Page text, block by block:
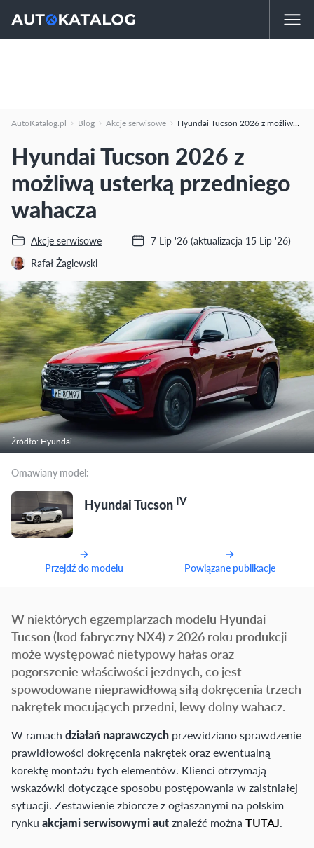
AutoKatalog.pl Blog Akcje serwisowe Hyundai Tucson 2026 z możliwą usterką przedniego wahacza
Hyundai Tucson 2026 z
możliwą usterką przedniego
wahacza
Akcje serwisowe
Rafał Żaglewski
7 Lip '26 (aktualizacja 15 Lip '26)
Źródło: Hyundai
Omawiany model:
Hyundai Tucson IV
Przejdź do modelu Powiązane publikacje
W niektórych egzemplarzach modelu Hyundai
Tucson (kod fabryczny NX4) z 2026 roku produkcji
może występować nietypowy hałas oraz
pogorszenie właściwości jezdnych, co jest
spowodowane nieprawidłową siłą dokręcenia trzech
nakrętek mocujących przedni, lewy dolny wahacz.
W ramach działań naprawczych przewidziano sprawdzenie
prawidłowości dokręcenia nakrętek oraz ewentualną
korektę montażu tych elementów. Klienci otrzymają
wskazówki dotyczące sposobu postępowania w zaistniałej
sytuacji. Zestawienie zbiorcze z ogłaszanymi na polskim
rynku akcjami serwisowymi autznaleźć można TUTAJ.